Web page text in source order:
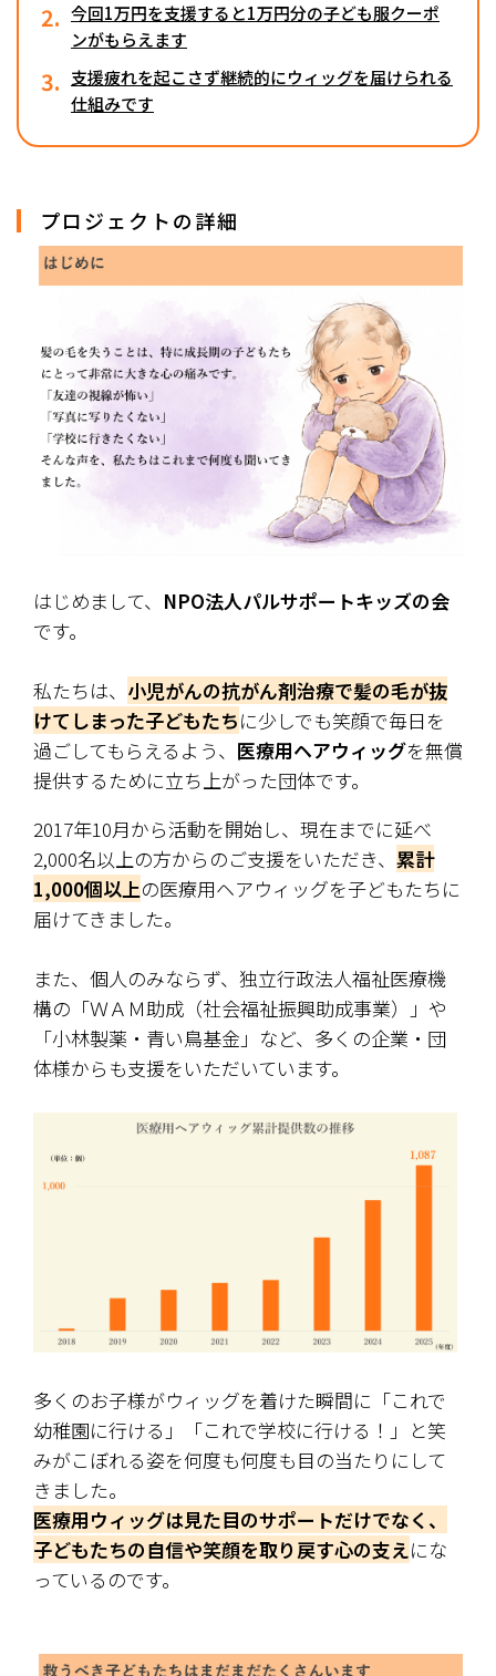
2. 今回1万円を支援すると1万円分の子ども服クーポ
ンがもらえます
3. 支援疲れを起こさず継続的にウィッグを届けられる
仕組みです
プロジェクトの詳細
はじめまして、 NPO法人パルサポートキッズの会
です。
私たちは、 小児がんの抗がん剤治療で髪の毛が抜
けてしまった子どもたちに少しでも笑顔で毎日を
過ごしてもらえるよう、 医療用ヘアウィッグを無償
提供するために立ち上がった団体です。
2017年10月から活動を開始し、現在までに延べ
2,000名以上の方からのご支援をいただき、 累計
1,000個以上の医療用ヘアウィッグを子どもたちに
届けてきました。
また、個人のみならず、独立行政法人福祉医療機
構の「ＷＡＭ助成（社会福祉振興助成事業）」や
「小林製薬・青い鳥基金」など、多くの企業・団
体様からも支援をいただいています。
多くのお子様がウィッグを着けた瞬間に「これで
幼稚園に行ける」「これで学校に行ける！」と笑
みがこぼれる姿を何度も何度も目の当たりにして
きました。
医療用ウィッグは見た目のサポートだけでなく、
子どもたちの自信や笑顔を取り戻す心の支えにな
っているのです。